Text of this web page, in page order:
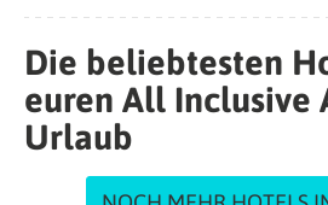
Die beliebtesten
euren All Inclusive
Urlaub